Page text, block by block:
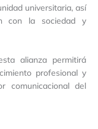
universitaria, así
con la sociedad y
alianza permitirá
profesional y
comunicacional del